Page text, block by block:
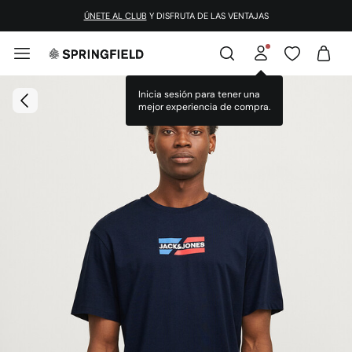
ÚNETE AL CLUB Y DISFRUTA DE LAS VENTAJAS